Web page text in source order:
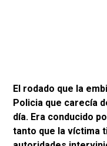
El rodado que la
Policia que carecía
día. Era conducido
tanto que la víctima